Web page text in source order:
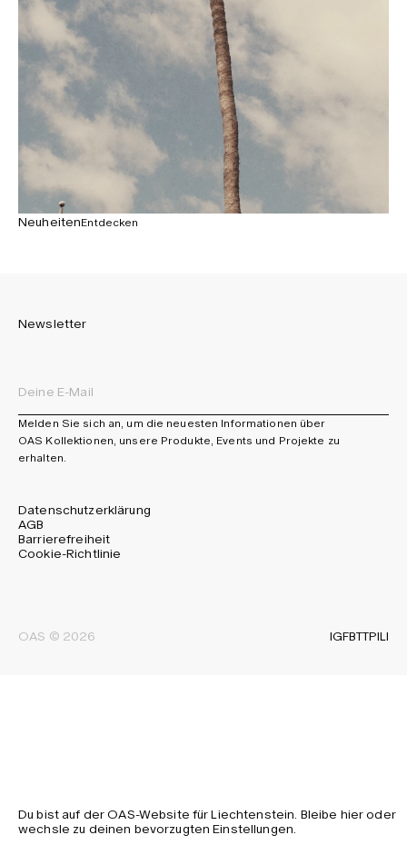
NeuheitenEntdecken
Newsletter
Melden Sie sich an, um die neuesten Informationen über
OAS Kollektionen, unsere Produkte, Events und Projekte zu
erhalten.
Datenschutzerklärung
AGB
Barrierefreiheit
Cookie-Richtlinie
OAS © 2026 IGFBTTPILI
Du bist auf der OAS-Website für Liechtenstein. Bleibe hier oder
wechsle zu deinen bevorzugten Einstellungen.